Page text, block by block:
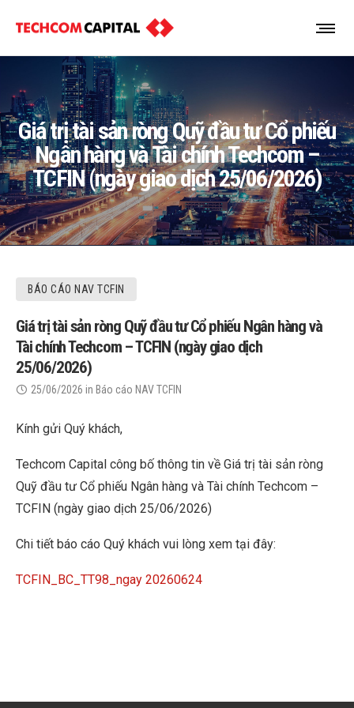
Giá trị tài sản ròng Quỹ đầu tư Cổ phiếu
Ngân hàng và Tài chính Techcom –
TCFIN (ngày giao dịch 25/06/2026)
BÁO CÁO NAV TCFIN
Giá trị tài sản ròng Quỹ đầu tư Cổ phiếu Ngân hàng và
Tài chính Techcom – TCFIN (ngày giao dịch
25/06/2026)
25/06/2026 in Báo cáo NAV TCFIN
Kính gửi Quý khách,
Techcom Capital công bố thông tin về Giá trị tài sản ròng
Quỹ đầu tư Cổ phiếu Ngân hàng và Tài chính Techcom –
TCFIN (ngày giao dịch 25/06/2026)
Chi tiết báo cáo Quý khách vui lòng xem tại đây:
TCFIN_BC_TT98_ngay 20260624